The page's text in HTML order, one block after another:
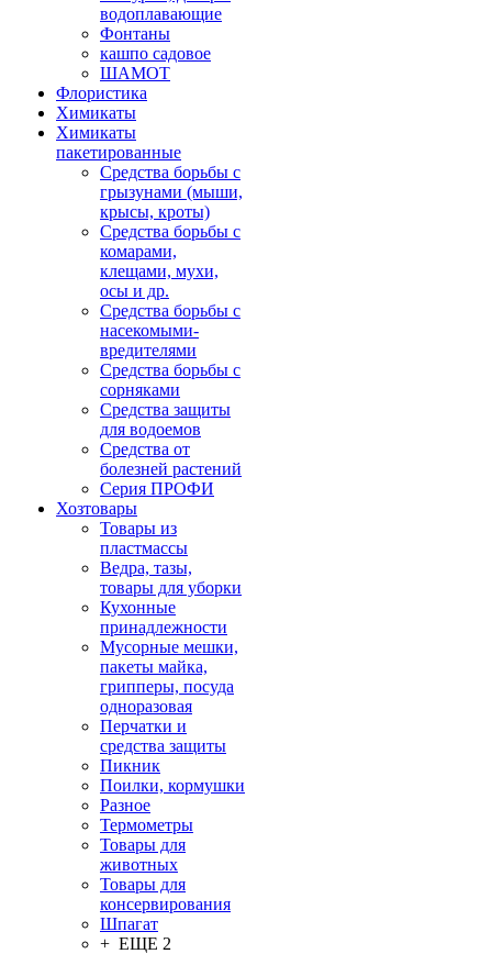
водоплавающие
Фонтаны
кашпо садовое
ШАМОТ
Флористика
Химикаты
Химикаты
пакетированные
Средства борьбы с
грызунами (мыши,
крысы, кроты)
Средства борьбы с
комарами,
клещами, мухи,
осы и др.
Средства борьбы с
насекомыми-
вредителями
Средства борьбы с
сорняками
Средства защиты
для водоемов
Средства от
болезней растений
Серия ПРОФИ
Хозтовары
Товары из
пластмассы
Ведра, тазы,
товары для уборки
Кухонные
принадлежности
Мусорные мешки,
пакеты майка,
грипперы, посуда
одноразовая
Перчатки и
средства защиты
Пикник
Поилки, кормушки
Разное
Термометры
Товары для
животных
Товары для
консервирования
Шпагат
+ ЕЩЕ 2